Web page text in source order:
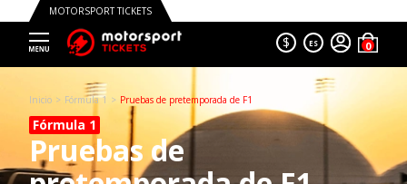
MOTORSPORT TICKETS
$ ES
Inicio Fórmula 1 Pruebas de pretemporada de F1
Fórmula 1
Pruebas de